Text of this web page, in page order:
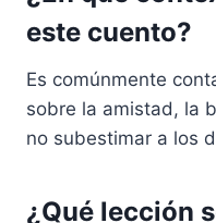
este cuento?
Es comúnmente
sobre la amistad, la
no subestimar a los
¿Qué lección